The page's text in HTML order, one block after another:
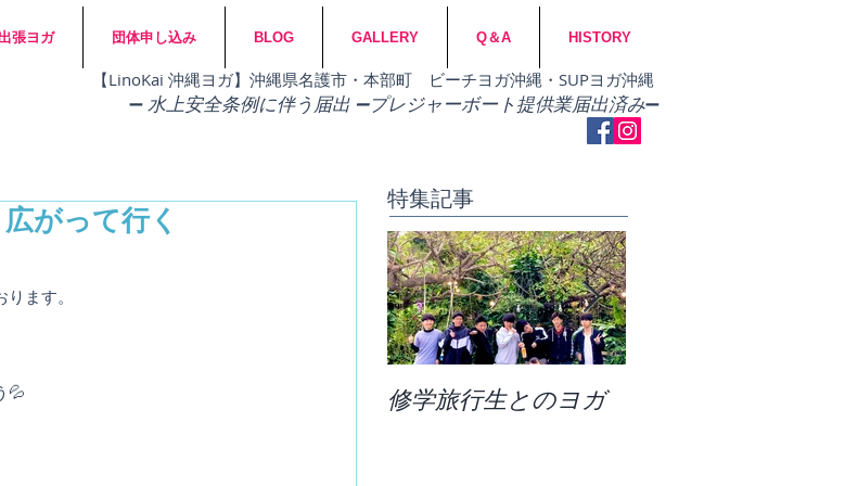
張ヨガ 団体申し込み BLOG GALLERY Q＆A HISTORY
​【LinoKai 沖縄ヨガ】沖縄県名護市・本部町 ビーチヨガ沖縄・SUPヨガ沖縄
➖水上安全条例に伴う届出 ➖​プレジャーボート提供業届出済み➖
がって行く
ます。
💦
特集記事
修学旅行生とのヨガ